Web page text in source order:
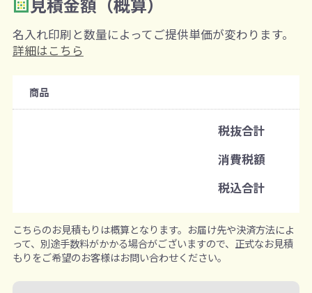
2 数量を入力
購入条件
既製品：100個から
名入れあり：100個から
※既製品サンプルは各色3個まで
名入れ印刷と数量によってご提供単価が変わります。
詳細はこちら
商品
税抜合計
消費税額
税込合計
こちらのお見積もりは概算となります。お届け先や決済方法によ
って、別途手数料がかかる場合がございますので、正式なお見積
もりをご希望のお客様はお問い合わせください。